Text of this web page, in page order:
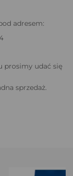
adresem:
prosimy udać się
sprzedaż.